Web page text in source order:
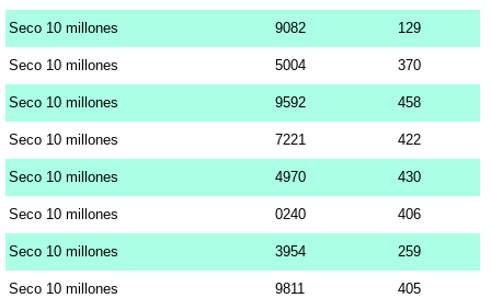
Seco 10 millones 9082 129
Seco 10 millones 5004 370
Seco 10 millones 9592 458
Seco 10 millones 7221 422
Seco 10 millones 4970 430
Seco 10 millones 0240 406
Seco 10 millones 3954 259
Seco 10 millones 9811 405